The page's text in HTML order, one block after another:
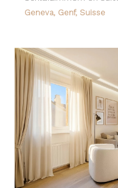
Geneva, Genf, Suisse